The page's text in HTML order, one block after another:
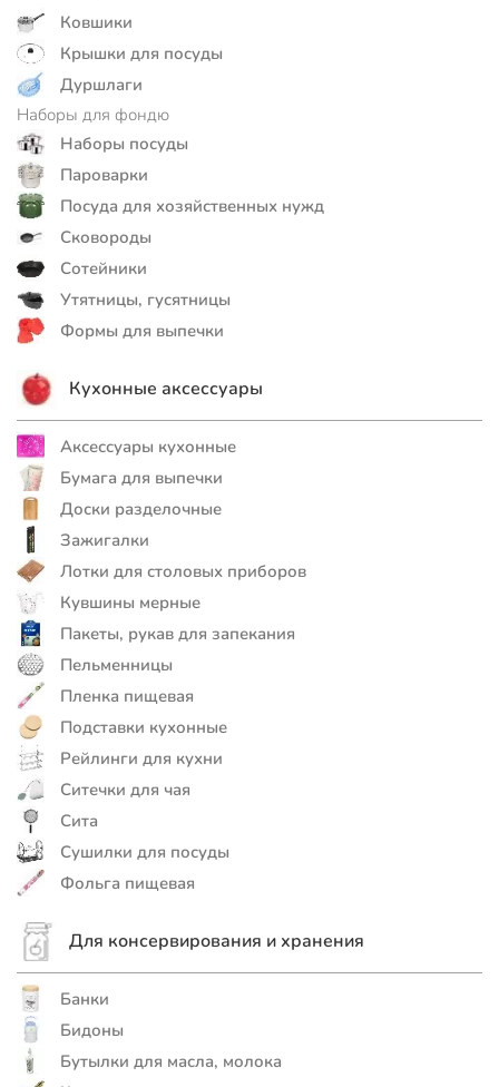
Ковшики
Крышки для посуды
Дуршлаги
Наборы для фондю
Наборы посуды
Пароварки
Посуда для хозяйственных нужд
Сковороды
Сотейники
Утятницы, гусятницы
Формы для выпечки
Кухонные аксессуары
Аксессуары кухонные
Бумага для выпечки
Доски разделочные
Зажигалки
Лотки для столовых приборов
Кувшины мерные
Пакеты, рукав для запекания
Пельменницы
Пленка пищевая
Подставки кухонные
Рейлинги для кухни
Ситечки для чая
Сита
Сушилки для посуды
Фольга пищевая
Для консервирования и хранения
Банки
Бидоны
Бутылки для масла, молока